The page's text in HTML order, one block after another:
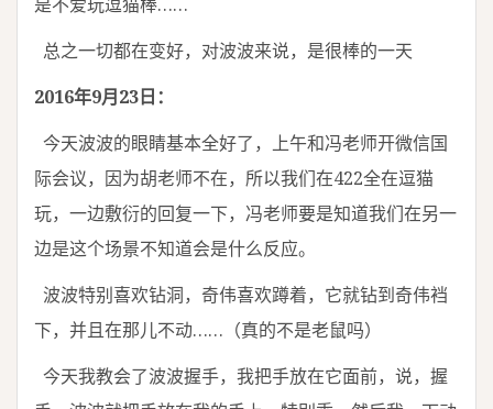
总之一切都在变好，对波波来说，是很棒的一天
2016年9月23日：
今天波波的眼睛基本全好了，上午和冯老师开微信国
际会议，因为胡老师不在，所以我们在422全在逗猫
玩，一边敷衍的回复一下，冯老师要是知道我们在另一
边是这个场景不知道会是什么反应。
波波特别喜欢钻洞，奇伟喜欢蹲着，它就钻到奇伟裆
下，并且在那儿不动……（真的不是老鼠吗）
今天我教会了波波握手，我把手放在它面前，说，握